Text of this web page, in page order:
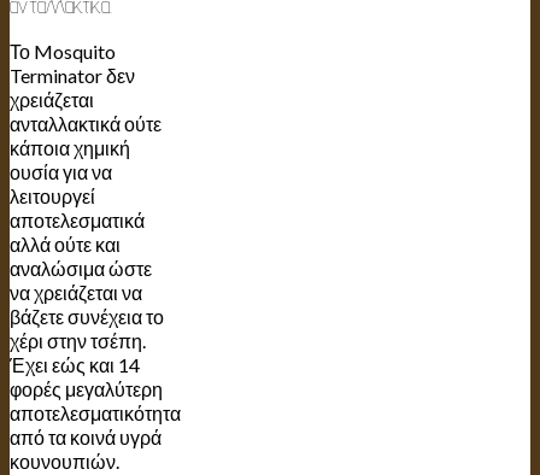
Το Mosquito
Terminator δεν
χρειάζεται
ανταλλακτικά ούτε
κάποια χημική
ουσία για να
λειτουργεί
αποτελεσματικά
αλλά ούτε και
αναλώσιμα ώστε
να χρειάζεται να
βάζετε συνέχεια το
χέρι στην τσέπη.
Έχει εώς και 14
φορές μεγαλύτερη
αποτελεσματικότητα
από τα κοινά υγρά
κουνουπιών.